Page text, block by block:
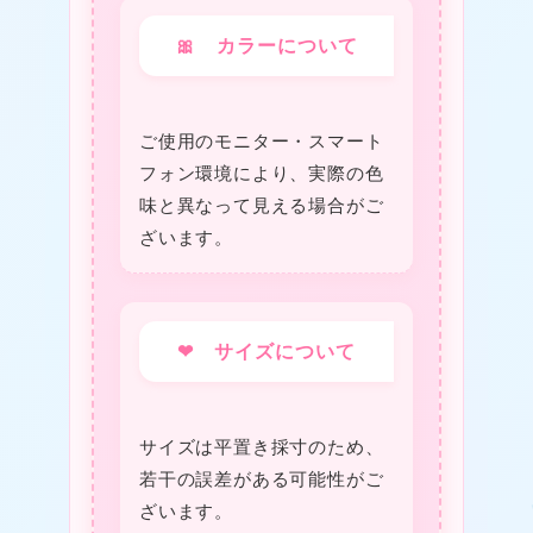
🎀 カラーについて
ご使用のモニター・スマート
フォン環境により、実際の色
味と異なって見える場合がご
ざいます。
❤ サイズについて
サイズは平置き採寸のため、
若干の誤差がある可能性がご
ざいます。